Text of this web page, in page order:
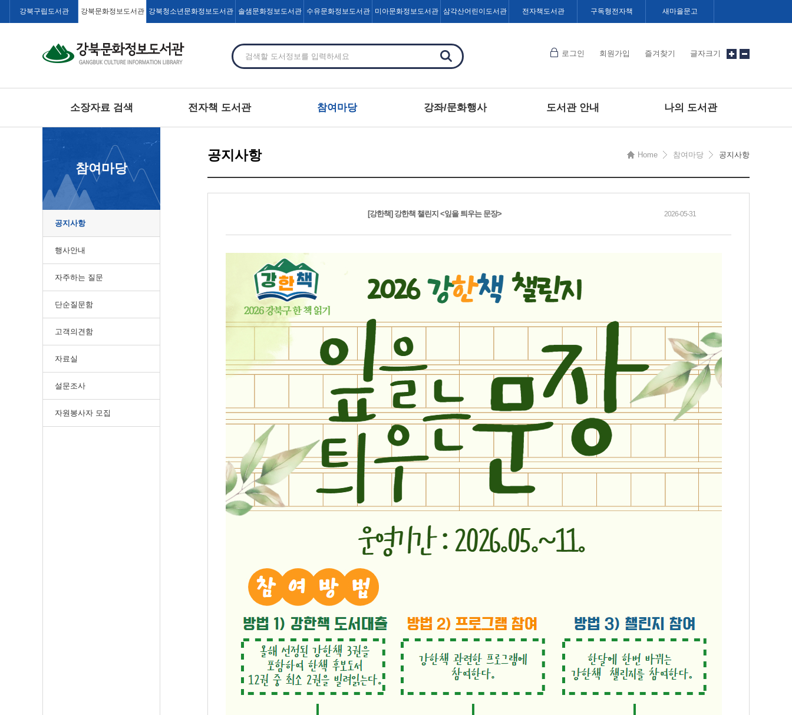
강북구립도서관 강북문화정보도서관 강북청소년문화정보도서관 솔샘문화정보도서관 수유문화정보도서관 미아문화정보도서관 삼각산어린이도서관 전자책도서관 구독형전자책 새마을문고
로그인 회원가입 즐겨찾기 글자크기
소장자료 검색 전자책 도서관 참여마당 강좌/문화행사 도서관 안내 나의 도서관
참여마당
공지사항
행사안내
자주하는 질문
단순질문함
고객의견함
자료실
설문조사
자원봉사자 모집
공지사항 Home 참여마당 공지사항
[강한책] 강한책 챌린지 <잎을 틔우는 문장> 2026-05-31